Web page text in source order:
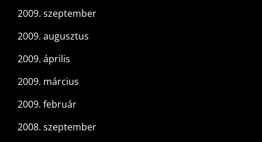
2009. szeptember
2009. augusztus
2009. április
2009. március
2009. február
2008. szeptember